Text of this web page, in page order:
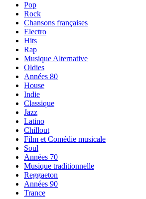
Pop
Rock
Chansons françaises
Electro
Hits
Rap
Musique Alternative
Oldies
Années 80
House
Indie
Classique
Jazz
Latino
Chillout
Film et Comédie musicale
Soul
Années 70
Musique traditionnelle
Reggaeton
Années 90
Trance